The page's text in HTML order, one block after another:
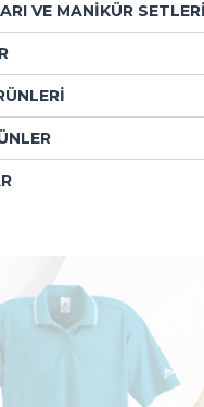
VE MANİKÜR SETLERİ